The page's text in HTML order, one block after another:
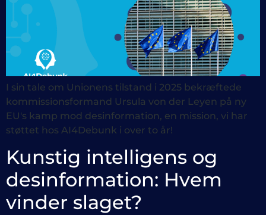
I sin tale om Unionens tilstand i 2025 bekræftede
kommissionsformand Ursula von der Leyen på ny
EU's kamp mod desinformation, en mission, vi har
støttet hos AI4Debunk i over to år!
Kunstig intelligens og
desinformation: Hvem
vinder slaget?